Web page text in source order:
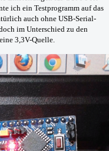
ich ein Testprogramm auf das
auch ohne USB-Serial-
im Unterschied zu den
3,3V-Quelle.